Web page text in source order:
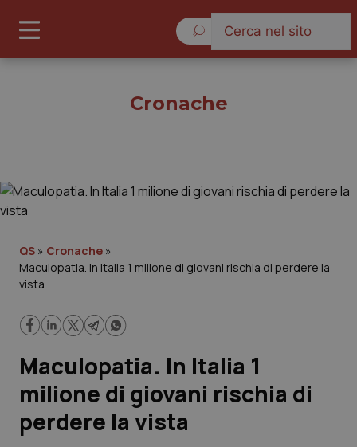
Governo e Parlamento
Regioni e Asl
Lavoro e Professioni
Scienza e Farmaci
Studi e Analisi
Cronache
QS » Cronache »
Maculopatia. In Italia 1 milione di giovani rischia di perdere la
vista
Maculopatia. In Italia 1
milione di giovani rischia di
perdere la vista